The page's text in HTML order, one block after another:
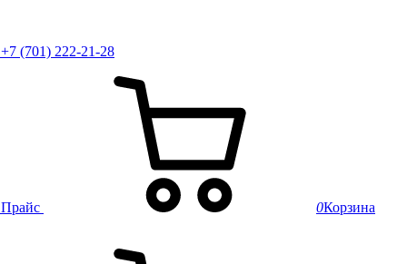
+7 (701) 222-21-28
Прайс 0Корзина